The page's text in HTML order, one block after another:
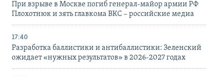
При взрыве в Москве погиб генерал-майор армии РФ
Плохотнюк и зять главкома ВКС – российские медиа
17:40
Разработка баллистики и антибаллистики: Зеленский
ожидает «нужных результатов» в 2026-2027 годах